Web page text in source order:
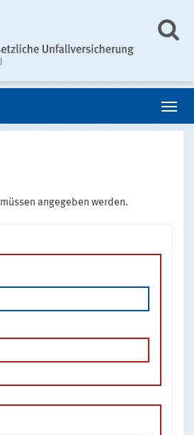
angegeben werden.